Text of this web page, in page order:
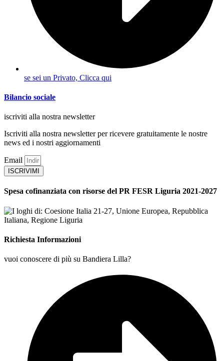
se sei un Privato, Clicca qui
Bilancio sociale
iscriviti alla nostra newsletter
Iscriviti alla nostra newsletter per ricevere gratuitamente le nostre
news ed i nostri aggiornamenti
Email
ISCRIVIMI
Spesa cofinanziata con risorse del PR FESR Liguria 2021-2027
Richiesta Informazioni
vuoi conoscere di più su Bandiera Lilla?